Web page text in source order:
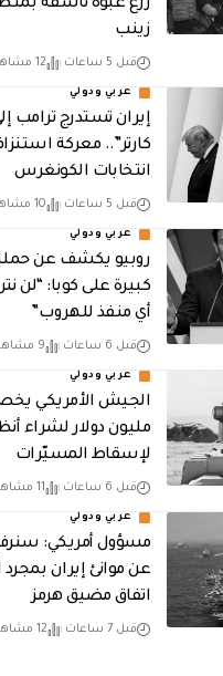
زرع عبوة ناسفة
زينب
قبل 5 ساعات 12 مشاهدات
عربي ودولي
إيران تستدرج ترامب
كارتر”.. معركة
انتخابات الكونغرس
قبل 5 ساعات 10 مشاهدات
عربي ودولي
روبيو يكشف عن
كبيرة على كوبا: “لن
أي منفذ للهروب”
قبل 6 ساعات 9 مشاهدات
عربي ودولي
مليون دولار لشراء
لإسقاط المسيّرات
قبل 6 ساعات 11 مشاهدات
عربي ودولي
مسؤول أمريكي:
عن موانئ إيران بمجرد
اتفاق مضيق هرمز
قبل 7 ساعات 12 مشاهدات